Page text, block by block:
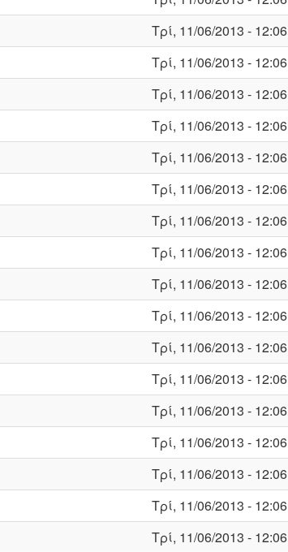
Τρί, 11/06/2013 - 12:06
Τρί, 11/06/2013 - 12:06
Τρί, 11/06/2013 - 12:06
Τρί, 11/06/2013 - 12:06
Τρί, 11/06/2013 - 12:06
Τρί, 11/06/2013 - 12:06
Τρί, 11/06/2013 - 12:06
Τρί, 11/06/2013 - 12:06
Τρί, 11/06/2013 - 12:06
Τρί, 11/06/2013 - 12:06
Τρί, 11/06/2013 - 12:06
Τρί, 11/06/2013 - 12:06
Τρί, 11/06/2013 - 12:06
Τρί, 11/06/2013 - 12:06
Τρί, 11/06/2013 - 12:06
Τρί, 11/06/2013 - 12:06
Τρί, 11/06/2013 - 12:06